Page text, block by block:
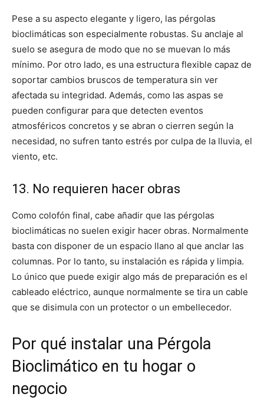
Pese a su aspecto elegante y ligero, las pérgolas
bioclimáticas son especialmente robustas. Su anclaje al
suelo se asegura de modo que no se muevan lo más
mínimo. Por otro lado, es una estructura flexible capaz de
soportar cambios bruscos de temperatura sin ver
afectada su integridad. Además, como las aspas se
pueden configurar para que detecten eventos
atmosféricos concretos y se abran o cierren según la
necesidad, no sufren tanto estrés por culpa de la lluvia, el
viento, etc.
13. No requieren hacer obras
Como colofón final, cabe añadir que las pérgolas
bioclimáticas no suelen exigir hacer obras. Normalmente
basta con disponer de un espacio llano al que anclar las
columnas. Por lo tanto, su instalación es rápida y limpia.
Lo único que puede exigir algo más de preparación es el
cableado eléctrico, aunque normalmente se tira un cable
que se disimula con un protector o un embellecedor.
Por qué instalar una Pérgola
Bioclimático en tu hogar o
negocio